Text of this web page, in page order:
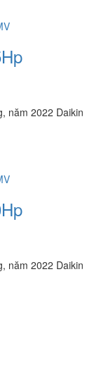
năm 2022 Daikin
năm 2022 Daikin